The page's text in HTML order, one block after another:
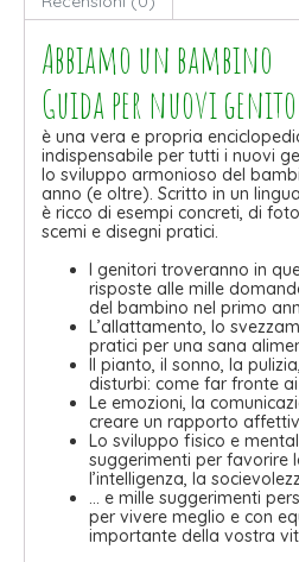
Abbiamo un bambino
Guida per nuovi
è una vera e propria
indispensabile per tutti i nuovi
lo sviluppo armonioso del
anno (e oltre). Scritto in un
è ricco di esempi concreti, di
scemi e disegni pratici.
I genitori troveranno in
risposte alle mille
del bambino nel primo
L’allattamento, lo
pratici per una sana
Il pianto, il sonno, la
disturbi: come far fronte
Le emozioni, la
creare un rapporto
Lo sviluppo fisico e
suggerimenti per favorire
l’intelligenza, la
… e mille suggerimenti
per vivere meglio e con
importante della vostra